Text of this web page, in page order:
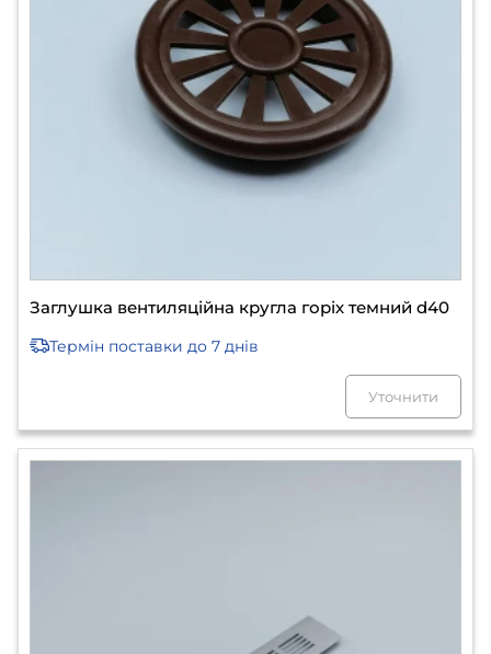
Заглушка вентиляційна кругла горіх темний d40
Термін поставки до 7 днів
Уточнити